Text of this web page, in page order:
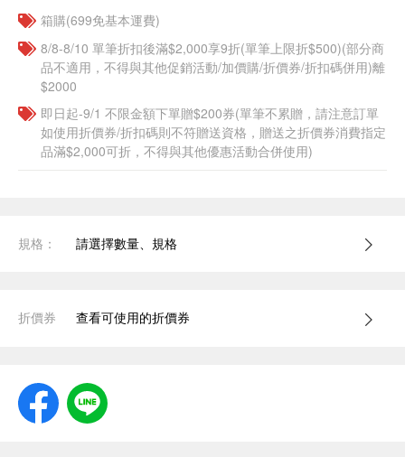
箱購(699免基本運費)
8/8-8/10 單筆折扣後滿$2,000享9折(單筆上限折$500)(部分商
品不適用，不得與其他促銷活動/加價購/折價券/折扣碼併用)離
$2000
即日起-9/1 不限金額下單贈$200券(單筆不累贈，請注意訂單
如使用折價券/折扣碼則不符贈送資格，贈送之折價券消費指定
品滿$2,000可折，不得與其他優惠活動合併使用)
規格： 請選擇數量、規格
折價券 查看可使用的折價券